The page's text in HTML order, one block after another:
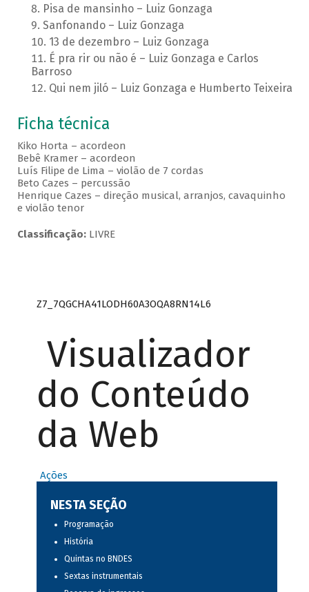
Pisa de mansinho – Luiz Gonzaga
Sanfonando – Luiz Gonzaga
13 de dezembro – Luiz Gonzaga
É pra rir ou não é – Luiz Gonzaga e Carlos
Barroso
Qui nem jiló – Luiz Gonzaga e Humberto Teixeira
Ficha técnica
Kiko Horta – acordeon
Bebê Kramer – acordeon
Luís Filipe de Lima – violão de 7 cordas
Beto Cazes – percussão
Henrique Cazes – direção musical, arranjos, cavaquinho
e violão tenor
Classificação:LIVRE
Z7_7QGCHA41LODH60A3OQA8RN14L6
Visualizador
do Conteúdo
da Web
Ações
NESTA SEÇÃO
Programação
História
Quintas no BNDES
Sextas instrumentais